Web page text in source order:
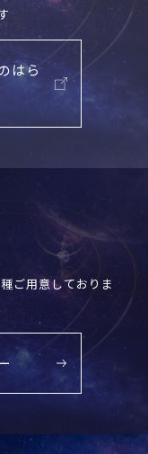
はら
ご用意しておりま